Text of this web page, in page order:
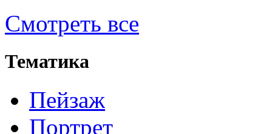
Смотреть все
Тематика
Пейзаж
Портрет